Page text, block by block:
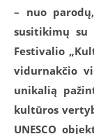
– nuo
susitikimų su
Festivalio
vidurnakčio
unikalią
kultūros
UNESCO